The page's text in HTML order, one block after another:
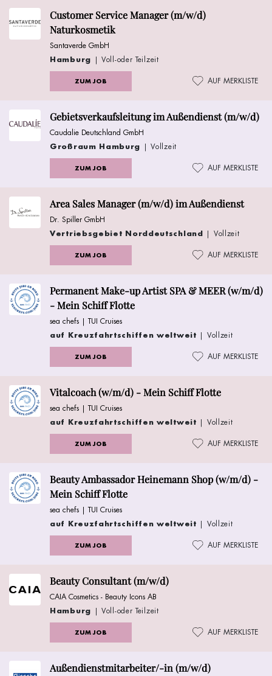
Customer Service Manager (m/w/d)
Naturkosmetik
Santaverde GmbH
Hamburg | Voll-oder Teilzeit
ZUM JOB AUF MERKLISTE
Gebietsverkaufsleitung im Außendienst (m/w/d)
Caudalie Deutschland GmbH
Großraum Hamburg | Vollzeit
ZUM JOB AUF MERKLISTE
Area Sales Manager (m/w/d) im Außendienst
Dr. Spiller GmbH
Vertriebsgebiet Norddeutschland | Vollzeit
ZUM JOB AUF MERKLISTE
Permanent Make-up Artist SPA & MEER (w/m/d)
- Mein Schiff Flotte
sea chefs | TUI Cruises
auf Kreuzfahrtschiffen weltweit | Vollzeit
ZUM JOB AUF MERKLISTE
Vitalcoach (w/m/d) - Mein Schiff Flotte
sea chefs | TUI Cruises
auf Kreuzfahrtschiffen weltweit | Vollzeit
ZUM JOB AUF MERKLISTE
Beauty Ambassador Heinemann Shop (w/m/d) -
Mein Schiff Flotte
sea chefs | TUI Cruises
auf Kreuzfahrtschiffen weltweit | Vollzeit
ZUM JOB AUF MERKLISTE
Beauty Consultant (m/w/d)
CAIA Cosmetics - Beauty Icons AB
Hamburg | Voll-oder Teilzeit
ZUM JOB AUF MERKLISTE
Außendienstmitarbeiter/-in (m/w/d)